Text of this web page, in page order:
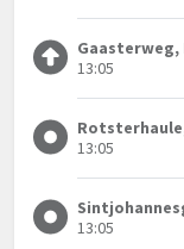
13:05
13:05
13:05